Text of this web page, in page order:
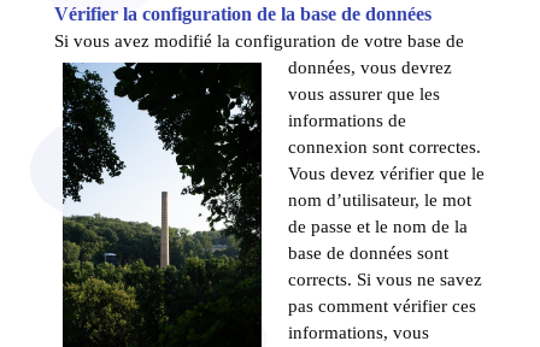
Vérifier la configuration de la base de données
Si vous avez modifié la configuration de votre base de
données, vous devrez
vous assurer que les
informations de
connexion sont correctes.
Vous devez vérifier que le
nom d’utilisateur, le mot
de passe et le nom de la
base de données sont
corrects. Si vous ne savez
pas comment vérifier ces
informations, vous